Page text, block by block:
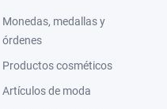
Monedas, medallas y
órdenes
Productos cosméticos
Artículos de moda